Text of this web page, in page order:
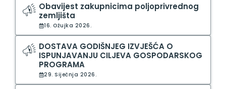
Obavijest zakupnicima poljoprivrednog
zemljišta
16. Ožujka 2026.
DOSTAVA GODIŠNJEG IZVJEŠĆA O
ISPUNJAVANJU CILJEVA GOSPODARSKOG
PROGRAMA
29. Siječnja 2026.